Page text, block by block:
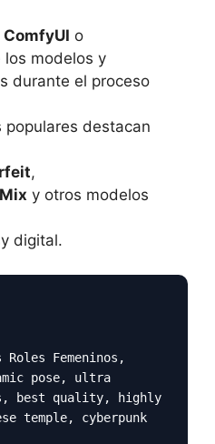
ComfyUI o
los modelos y
durante el proceso
populares destacan
,
y otros modelos
digital.
Roles Femeninos,
pose, ultra
best quality, highly
temple, cyberpunk